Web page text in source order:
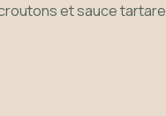
et sauce tartare